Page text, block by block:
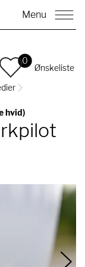
Menu
0
Ønskeliste
hvid)